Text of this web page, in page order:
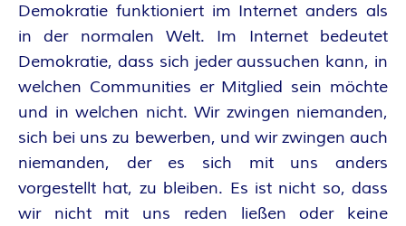
Demokratie funktioniert im Internet anders als
in der normalen Welt. Im Internet bedeutet
Demokratie, dass sich jeder aussuchen kann, in
welchen Communities er Mitglied sein möchte
und in welchen nicht. Wir zwingen niemanden,
sich bei uns zu bewerben, und wir zwingen auch
niemanden, der es sich mit uns anders
vorgestellt hat, zu bleiben. Es ist nicht so, dass
wir nicht mit uns reden ließen oder keine